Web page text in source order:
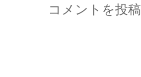
コメントを投稿